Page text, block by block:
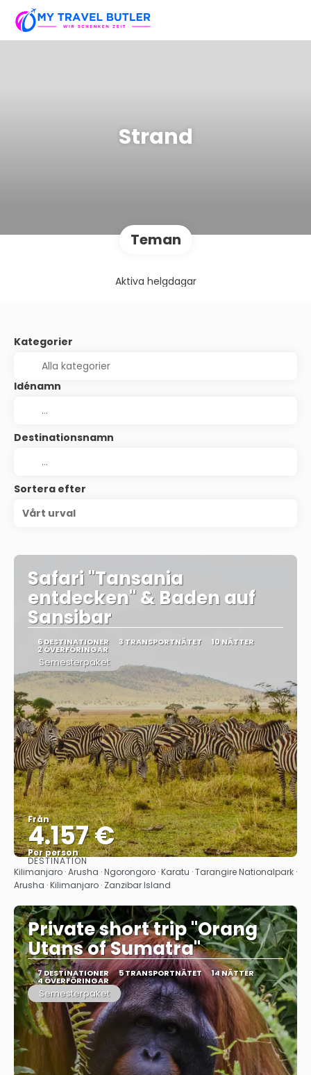
Strand
Teman
Aktiva helgdagar
Kategorier
Idénamn
Destinationsnamn
Sortera efter
Vårt urval
Safari "Tansania
entdecken" & Baden auf
Sansibar
6 DESTINATIONER 3 TRANSPORTNÄTET 10 NÄTTER
2 ÖVERFÖRINGAR
Semesterpaket
Från
4.157 €
Per person
Se
DESTINATION
Kilimanjaro · Arusha · Ngorongoro · Karatu · Tarangire Nationalpark ·
Arusha · Kilimanjaro · Zanzibar Island
Private short trip "Orang
Utans of Sumatra"
7 DESTINATIONER 5 TRANSPORTNÄTET 14 NÄTTER
4 ÖVERFÖRINGAR
Semesterpaket